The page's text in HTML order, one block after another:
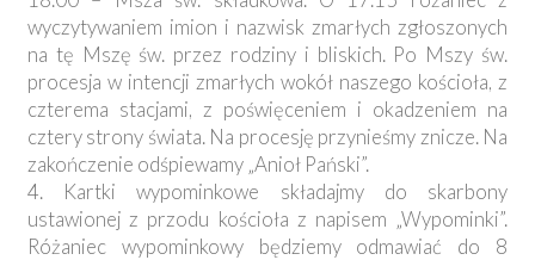
wyczytywaniem imion i nazwisk zmarłych zgłoszonych
na tę Mszę św. przez rodziny i bliskich. Po Mszy św.
procesja w intencji zmarłych wokół naszego kościoła, z
czterema stacjami, z poświęceniem i okadzeniem na
cztery strony świata. Na procesję przynieśmy znicze. Na
zakończenie odśpiewamy „Anioł Pański”.
4. Kartki wypominkowe składajmy do skarbony
ustawionej z przodu kościoła z napisem „Wypominki”.
Różaniec wypominkowy będziemy odmawiać do 8